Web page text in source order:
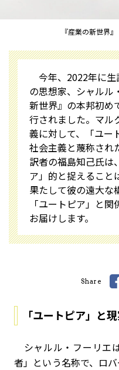
『産業の新世界
今年、2022年に生
の思想家、シャルル
新世界』の本邦初め
行されました。マル
義に対して、「ユー
社会主義と蔑称され
訳者の福島知己氏は
ア」的と捉えること
果たして彼の遠大な
「ユートピア」と
お届けします。
Share
「ユートピア」と
シャルル・フーリエ
者」という名称で、ロ